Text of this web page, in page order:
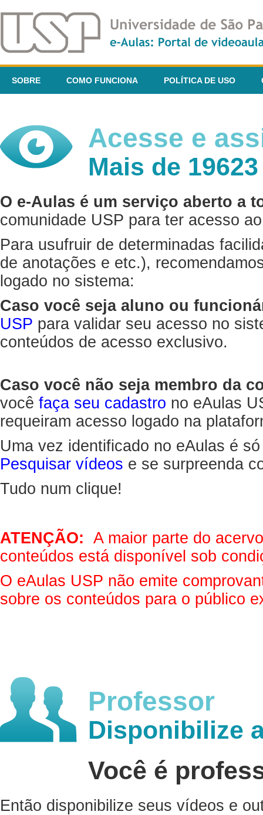
SOBRE COMO FUNCIONA POLÍTICA DE USO
Acesse e
Mais de
O e-Aulas é um serviço aberto a
comunidade USP para ter acesso
Para usufruir de determinadas
de anotações e etc.),
logado no sistema:
Caso você seja aluno ou
USP para validar seu acesso no
conteúdos de acesso exclusivo.
Caso você não seja membro da
você faça seu cadastro no eAulas
requeiram acesso logado na
Uma vez identificado no eAulas é
Pesquisar vídeos e se surpreenda
Tudo num clique!
ATENÇÃO: A maior parte do
conteúdos está disponível sob
O eAulas USP não emite
sobre os conteúdos para o público
Professor
Disponibilize
Você é
Então disponibilize seus vídeos e